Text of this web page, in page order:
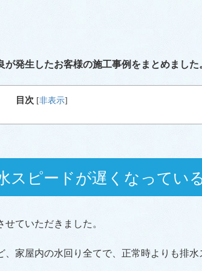
が発生したお客様の施工事例をまとめました
目次 [非表示]
スピードが遅くなってい
ていただきました。
家屋内の水回り全てで、正常時よりも排水